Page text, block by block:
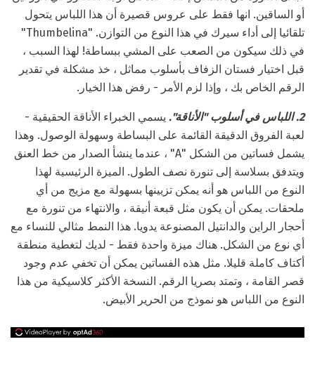
أو الساقين. انها فقط على عروس قصيرة أن هذا اللباس يتحول
تلقائيا إلى أداء سيرك في هذا النوع من التوازن. "Thumbelina"
في ذلك سيكون من الصعب على المشي ببساطة! لهذا السبب ،
قبل اختيار فستان الزفاف بأسلوب مماثل ، خذ مشكلة في تقدير
الرقم الخاص بك ، وإذا لزم الأمر - رفض هذا الخيار.
2. اللباس في أسلوب "الأناقة".
يسمي الخبراء الأناقة الحقيقية -
لعبة الفروق الدقيقة القائمة على البساطة وسهولة الوصول. وهذا
يشمل فساتين من الشكل "A" ، عندما ينشأ الصدار من خط العنق
ويتدفق بسلاسة إلى تنورة نصف الطول. الميزة الرئيسية لهذا
النوع من اللباس هو أنه يمكن تزيينها بسهولة مع مزيج من أي
ملحقات. يمكن أن يكون مثل قبعة أنيقة ، والانتهاء من تنورة مع
أحجار الراين والدانتيل المصنوعة يدويا. هذا النمط مثالي للنساء مع
أي نوع من الشكل. هناك ميزة واحدة فقط - لديك لتغطية منطقة
أكتاف كاملة قليلا. مثل هذه الفساتين يمكن أن تخفي عدم وجود
قصر القامة ، وتمتد بصريا الرقم. النسخة الأكثر كلاسيكية من هذا
النوع من اللباس هو نموذج من الحرير الأبيض.